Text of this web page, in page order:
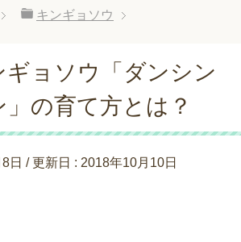
キンギョソウ
ギョソウ「ダンシン
の育て方とは？
日 / 更新日 : 2018年10月10日